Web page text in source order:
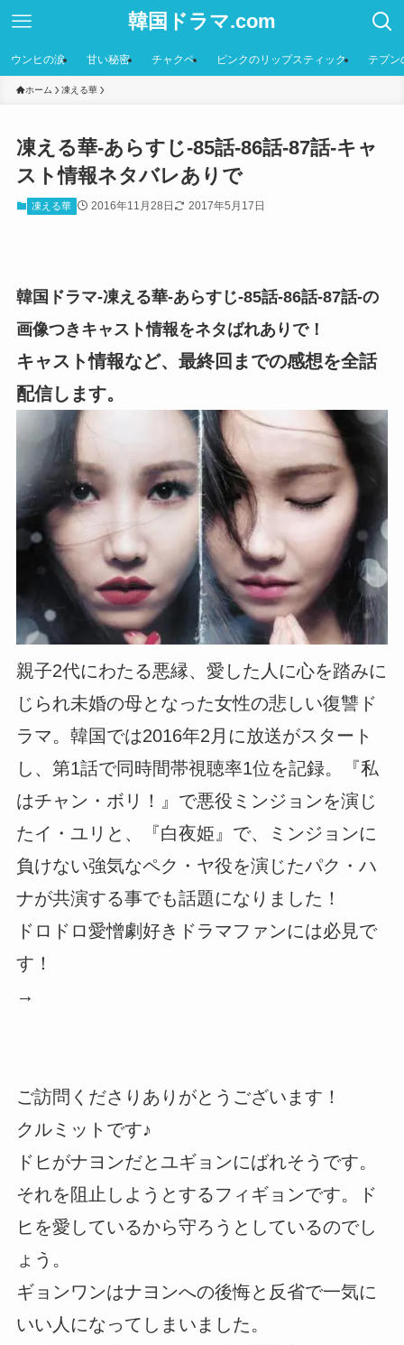
韓国ドラマ.com
ウンヒの涙 甘い秘密 チャクペ ピンクのリップスティック テプン
ホーム 凍える華
凍える華-あらすじ-85話-86話-87話-キャ
スト情報ネタバレありで
凍える華 2016年11月28日 2017年5月17日
韓国ドラマ-凍える華-あらすじ-85話-86話-87話-の
画像つきキャスト情報をネタばれありで！
キャスト情報など、最終回までの感想を全話
配信します。
親子2代にわたる悪縁、愛した人に心を踏みに
じられ未婚の母となった女性の悲しい復讐ド
ラマ。韓国では2016年2月に放送がスタート
し、第1話で同時間帯視聴率1位を記録。『私
はチャン・ボリ！』で悪役ミンジョンを演じ
たイ・ユリと、『白夜姫』で、ミンジョンに
負けない強気なペク・ヤ役を演じたパク・ハ
ナが共演する事でも話題になりました！
ドロドロ愛憎劇好きドラマファンには必見で
す！
→
ご訪問くださりありがとうございます！
クルミットです♪
ドヒがナヨンだとユギョンにばれそうです。
それを阻止しようとするフィギョンです。ド
ヒを愛しているから守ろうとしているのでし
ょう。
ギョンワンはナヨンへの後悔と反省で一気に
いい人になってしまいました。